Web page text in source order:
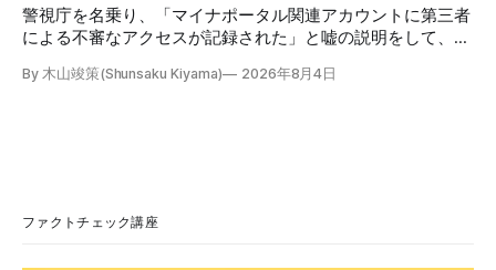
警視庁を名乗り、「マイナポータル関連アカウントに第三者
による不審なアクセスが記録された」と嘘の説明をして、リ
で、メール内のリンクを押さないようにと注意を呼びかけて
文には「警視庁サイバーセキュリティ対策本部」「通知番
By 木山竣策(Shunsaku Kiyama) 2026年8月4日
ファクトチェック講座